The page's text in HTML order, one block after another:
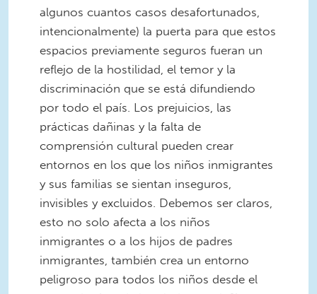
algunos cuantos casos desafortunados,
intencionalmente) la puerta para que estos
espacios previamente seguros fueran un
reflejo de la hostilidad, el temor y la
discriminación que se está difundiendo
por todo el país. Los prejuicios, las
prácticas dañinas y la falta de
comprensión cultural pueden crear
entornos en los que los niños inmigrantes
y sus familias se sientan inseguros,
invisibles y excluidos. Debemos ser claros,
esto no solo afecta a los niños
inmigrantes o a los hijos de padres
inmigrantes, también crea un entorno
peligroso para todos los niños desde el